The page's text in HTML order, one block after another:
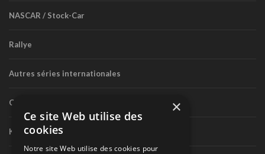
NASCAR / Stock-Car
Rallye
Autres séries internationales
Circuit routier canadien
Karting
×
Ce site Web utilise des
cookies
Notre site Web utilise des cookies pour